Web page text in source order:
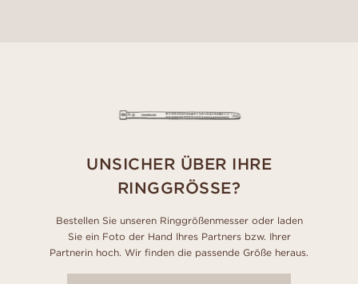
UNSICHER ÜBER IHRE
RINGGRÖSSE?
Bestellen Sie unseren Ringgrößenmesser oder laden
Sie ein Foto der Hand Ihres Partners bzw. Ihrer
Partnerin hoch. Wir finden die passende Größe heraus.